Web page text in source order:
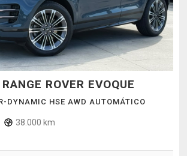
RANGE ROVER EVOQUE
DYNAMIC HSE AWD AUTOMÁTICO
38.000 km